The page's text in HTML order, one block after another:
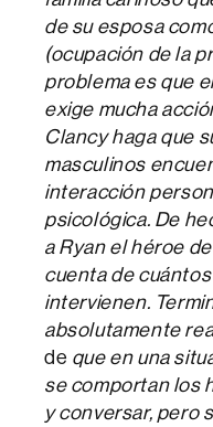
de su esposa
(ocupación de la
problema es que
exige mucha
Clancy haga que
masculinos
interacción
psicológica. De
a Ryan el héroe
cuenta de
intervienen.
absolutamente
de que en una
se comportan los
y conversar, pero